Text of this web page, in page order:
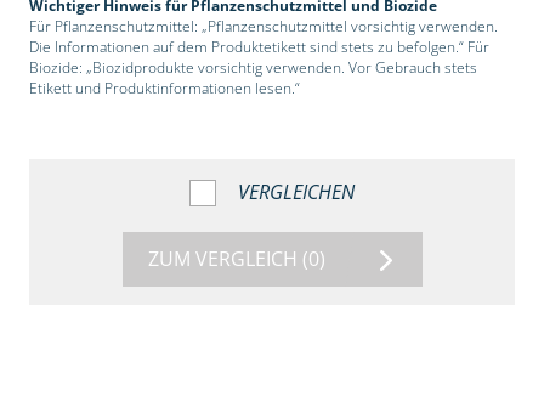
Wichtiger Hinweis für Pflanzenschutzmittel und Biozide
Für Pflanzenschutzmittel: „Pflanzenschutzmittel vorsichtig verwenden.
Die Informationen auf dem Produktetikett sind stets zu befolgen.“ Für
Biozide: „Biozidprodukte vorsichtig verwenden. Vor Gebrauch stets
Etikett und Produktinformationen lesen.“
VERGLEICHEN
ZUM VERGLEICH (0)